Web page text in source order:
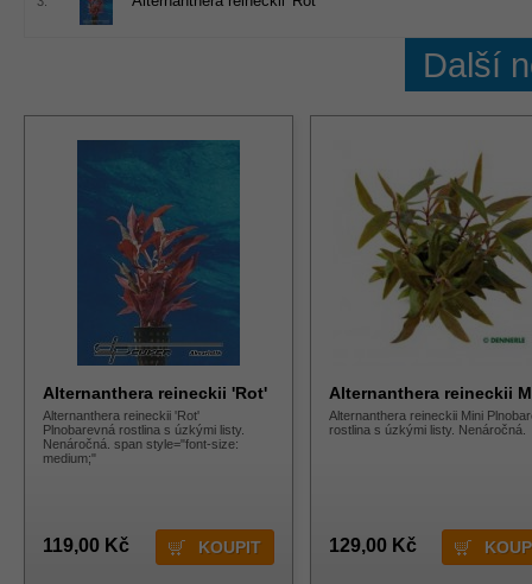
Další
Alternanthera reineckii 'Rot'
Alternanthera reineckii 'Rot'
Plnobarevná rostlina s úzkými listy.
Nenáročná. span style="font-size:
medium;"
119,00 Kč
Alternanthera reineckii
Alternanthera reineckii Mini
rostlina s úzkými listy. Nenáročná.
129,00 Kč